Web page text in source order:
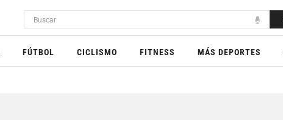
FÚTBOL CICLISMO FITNESS MÁS DEPORTES